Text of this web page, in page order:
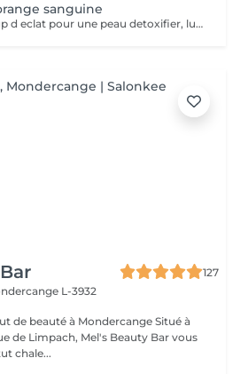
sanguine
Un soin saisonnier coup d eclat pour une peau detoxifier, lumineuse Digitopression et massage aux pierres de gua sha
127
L-3932
de Limpach, Mel's Beauty Bar vous
chale...